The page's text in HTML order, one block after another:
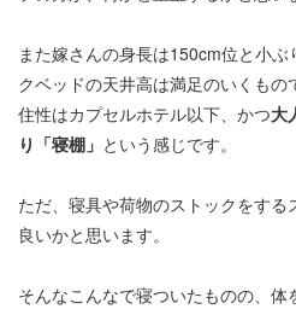
また嫁さんの身長は150cm位と小
クベッドの天井高は満足のいくも
住性はカプセルホテル以下、かつ大
り「寝棚」 という感じです。
ただ、寝具や荷物のストックをす
良いかと思います。
そんなこんなで寝ついたものの、